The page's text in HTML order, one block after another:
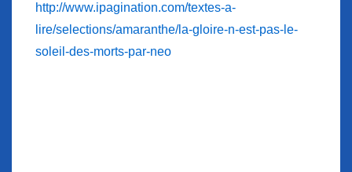
http://www.ipagination.com/textes-a-
lire/selections/amaranthe/la-gloire-n-est-pas-le-
soleil-des-morts-par-neo